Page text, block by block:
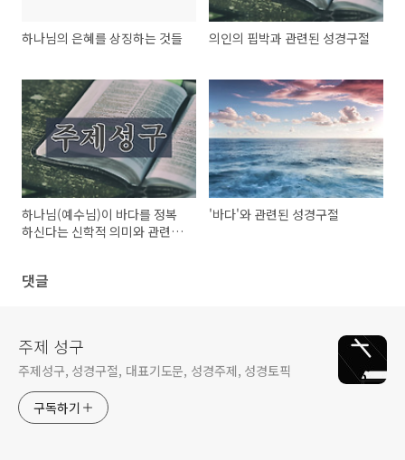
하나님의 은혜를 상징하는 것들 의인의 핍박과 관련된 성경구절
하나님(예수님)이 바다를 정복
하신다는 신학적 의미와 관련된
'바다'와 관련된 성경구절
댓글
주제 성구
주제성구, 성경구절, 대표기도문, 성경주제, 성경토픽
구독하기